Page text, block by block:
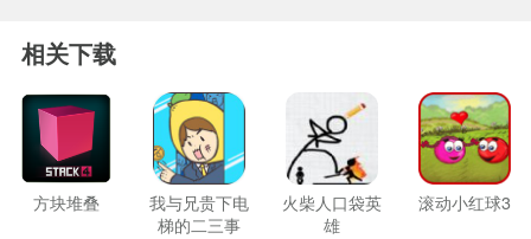
相关下载
方块堆叠
我与兄贵下电
梯的二三事
火柴人口袋英
雄
滚动小红球3